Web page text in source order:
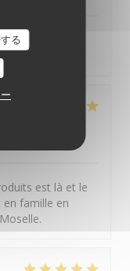
る fêter notre
est là et le
famille en